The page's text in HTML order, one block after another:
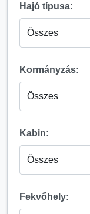
Hajó típusa:
Kormányzás:
Kabin:
Fekvőhely: